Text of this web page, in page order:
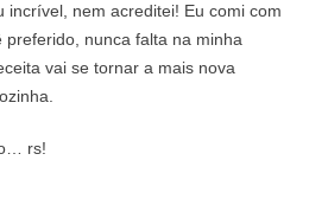
nem acreditei! Eu comi com
nunca falta na minha
vai se tornar a mais nova
rs!